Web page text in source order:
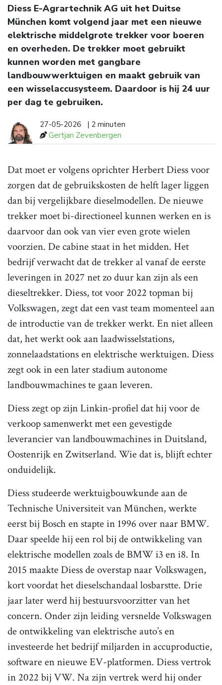
Diess E-Agrartechnik AG uit het Duitse
München komt volgend jaar met een nieuwe
elektrische middelgrote trekker voor boeren
en overheden. De trekker moet gebruikt
kunnen worden met gangbare
landbouwwerktuigen en maakt gebruik van
een wisselaccusysteem. Daardoor is hij 24 uur
per dag te gebruiken.
27-05-2026
| 2 minuten
Gertjan Zevenbergen
Dat moet er volgens oprichter Herbert Diess voor
zorgen dat de gebruikskosten de helft lager liggen
dan bij vergelijkbare dieselmodellen. De nieuwe
trekker moet bi-directioneel kunnen werken en is
daarvoor dan ook van vier even grote wielen
voorzien. De cabine staat in het midden. Het
bedrijf verwacht dat de trekker al vanaf de eerste
leveringen in 2027 net zo duur kan zijn als een
dieseltrekker. Diess, tot voor 2022 topman bij
Volkswagen, zegt dat een vast team momenteel aan
de introductie van de trekker werkt. En niet alleen
dat, het werkt ook aan laadwisselstations,
zonnelaadstations en elektrische werktuigen. Diess
zegt ook in een later stadium autonome
landbouwmachines te gaan leveren.
Diess zegt op zijn Linkin-profiel dat hij voor de
verkoop samenwerkt met een gevestigde
leverancier van landbouwmachines in Duitsland,
Oostenrijk en Zwitserland. Wie dat is, blijft echter
onduidelijk.
Diess studeerde werktuigbouwkunde aan de
Technische Universiteit van München, werkte
eerst bij Bosch en stapte in 1996 over naar BMW.
Daar speelde hij een rol bij de ontwikkeling van
elektrische modellen zoals de BMW i3 en i8. In
2015 maakte Diess de overstap naar Volkswagen,
kort voordat het dieselschandaal losbarstte. Drie
jaar later werd hij bestuursvoorzitter van het
concern. Onder zijn leiding versnelde Volkswagen
de ontwikkeling van elektrische auto’s en
investeerde het bedrijf miljarden in accuproductie,
software en nieuwe EV-platformen. Diess vertrok
in 2022 bij VW. Na zijn vertrek werd hij onder